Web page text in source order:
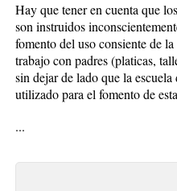
Hay que tener en cuenta que
son instruidos
fomento del uso consiente de
trabajo con padres (platicas,
sin dejar de lado que la
utilizado para el fomento de
...